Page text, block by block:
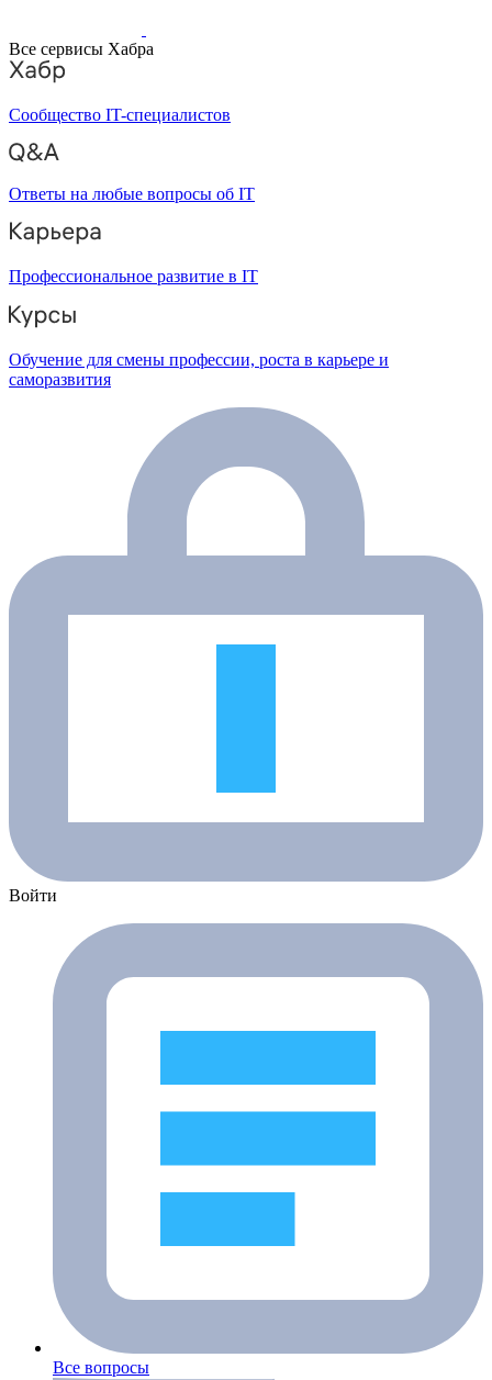
Все сервисы Хабра
Сообщество IT-специалистов
Ответы на любые вопросы об IT
Профессиональное развитие в IT
Обучение для смены профессии, роста в карьере и
саморазвития
Войти
Все вопросы